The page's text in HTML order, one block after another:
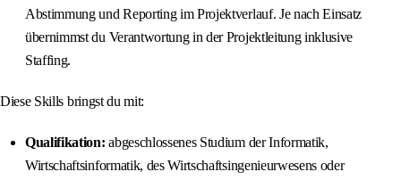
Abstimmung und Reporting im Projektverlauf. Je nach Einsatz
übernimmst du Verantwortung in der Projektleitung inklusive
Staffing.
Diese Skills bringst du mit:
Qualifikation: abgeschlossenes Studium der Informatik,
Wirtschaftsinformatik, des Wirtschaftsingenieurwesens oder